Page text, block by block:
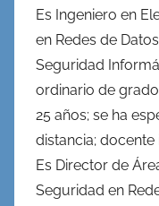
Es Ingeniero en
en Redes de
Seguridad
ordinario de
25 años; se ha
distancia;
Es Director de
Seguridad en